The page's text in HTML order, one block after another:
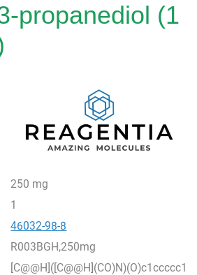
propanediol (1
250 mg
1
46032-98-8
R003BGH,250mg
[C@@H]([C@@H](CO)N)(O)c1ccccc1